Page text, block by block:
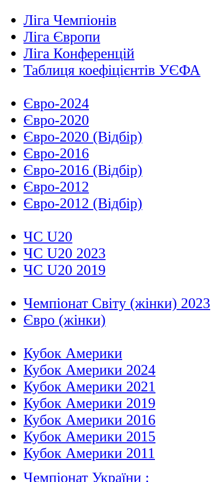
Ліга Чемпіонів
Ліга Європи
Ліга Конференцій
Таблиця коефіцієнтів УЄФА
Євро-2024
Євро-2020
Євро-2020 (Відбір)
Євро-2016
Євро-2016 (Відбір)
Євро-2012
Євро-2012 (Відбір)
ЧС U20
ЧС U20 2023
ЧС U20 2019
Чемпіонат Світу (жінки) 2023
Євро (жінки)
Кубок Америки
Кубок Америки 2024
Кубок Америки 2021
Кубок Америки 2019
Кубок Америки 2016
Кубок Америки 2015
Кубок Америки 2011
Чемпіонат України :